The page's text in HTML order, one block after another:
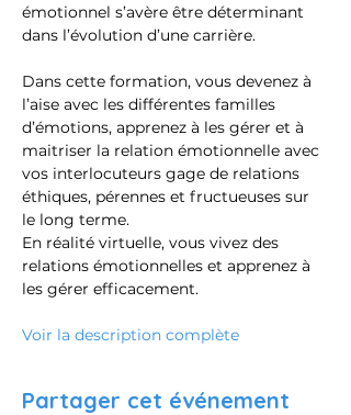
émotionnel s’avère être déterminant
dans l’évolution d’une carrière.
Dans cette formation, vous devenez à
l’aise avec les différentes familles
d’émotions, apprenez à les gérer et à
maitriser la relation émotionnelle avec
vos interlocuteurs gage de relations
éthiques, pérennes et fructueuses sur
le long terme.
En réalité virtuelle, vous vivez des
relations émotionnelles et apprenez à
les gérer efficacement.
Voir la description complète
Partager cet événement